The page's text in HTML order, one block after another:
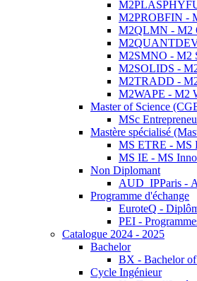
M2PROBFIN -
M2QLMN - M2
M2QUANTDEV
M2SMNO - M2
M2SOLIDS -
M2TRADD - M2
M2WAPE - M2
Master of Science
MSc
Mastère spécialisé
MS ETRE - MS
MS IE - MS
Non Diplomant
AUD_IPParis -
Programme d'échange
EuroteQ -
PEI -
Catalogue 2024 - 2025
Bachelor
BX - Bachelor of
Cycle Ingénieur